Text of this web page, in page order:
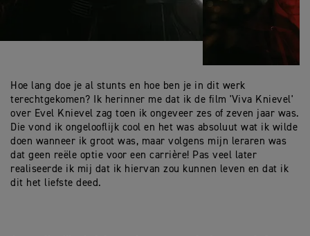
Hoe lang doe je al stunts en hoe ben je in dit werk
terechtgekomen? Ik herinner me dat ik de film 'Viva Knievel'
over Evel Knievel zag toen ik ongeveer zes of zeven jaar was.
Die vond ik ongelooflijk cool en het was absoluut wat ik wilde
doen wanneer ik groot was, maar volgens mijn leraren was
dat geen reële optie voor een carrière! Pas veel later
realiseerde ik mij dat ik hiervan zou kunnen leven en dat ik
dit het liefste deed.